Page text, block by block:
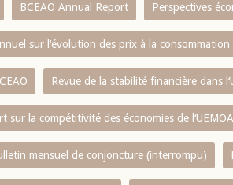
BCEAO Annual Report Perspectives
sur l‘évolution des prix à la consommation
Revue de la stabilité financière dans
sur la compétitivité des économies de l‘UEMOA
mensuel de conjoncture (interrompu)